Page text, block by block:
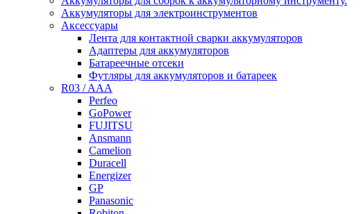
Аккумуляторы для электроинструментов
Аксессуары
Лента для контактной сварки аккумуляторов
Адаптеры для аккумуляторов
Батареечные отсеки
Футляры для аккумуляторов и батареек
R03 / AAA
Perfeo
GoPower
FUJITSU
Ansmann
Camelion
Duracell
Energizer
GP
Panasonic